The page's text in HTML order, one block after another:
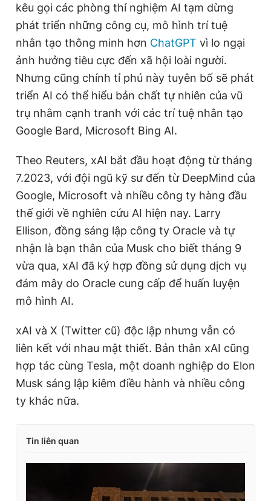
kêu gọi các phòng thí nghiệm AI tạm dừng
phát triển những công cụ, mô hình trí tuệ
nhân tạo thông minh hơn ChatGPT vì lo ngại
ảnh hưởng tiêu cực đến xã hội loài người.
Nhưng cũng chính tỉ phú này tuyên bố sẽ phát
triển AI có thể hiểu bản chất tự nhiên của vũ
trụ nhằm cạnh tranh với các trí tuệ nhân tạo
Google Bard, Microsoft Bing AI.
Theo Reuters, xAI bắt đầu hoạt động từ tháng
7.2023, với đội ngũ kỹ sư đến từ DeepMind của
Google, Microsoft và nhiều công ty hàng đầu
thế giới về nghiên cứu AI hiện nay. Larry
Ellison, đồng sáng lập công ty Oracle và tự
nhận là bạn thân của Musk cho biết tháng 9
vừa qua, xAI đã ký hợp đồng sử dụng dịch vụ
đám mây do Oracle cung cấp để huấn luyện
mô hình AI.
xAI và X (Twitter cũ) độc lập nhưng vẫn có
liên kết với nhau mật thiết. Bản thân xAI cũng
hợp tác cùng Tesla, một doanh nghiệp do Elon
Musk sáng lập kiêm điều hành và nhiều công
ty khác nữa.
Tin liên quan